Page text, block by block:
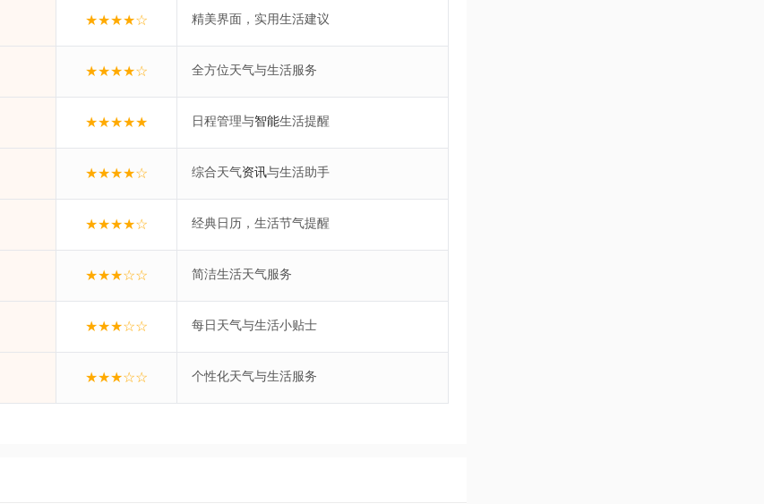
★★★★☆ 精美界面，实用生活建议
★★★★☆ 全方位天气与生活服务
★★★★★ 日程管理与智能生活提醒
★★★★☆ 综合天气资讯与生活助手
★★★★☆ 经典日历，生活节气提醒
★★★☆☆ 简洁生活天气服务
★★★☆☆ 每日天气与生活小贴士
★★★☆☆ 个性化天气与生活服务